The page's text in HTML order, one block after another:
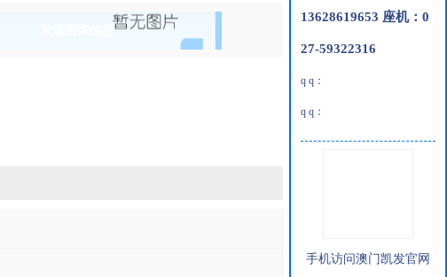
13628619653 座机：0
27-59322316
q q：
q q：
手机访问澳门凯发官网